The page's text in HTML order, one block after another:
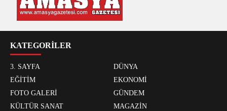
KATEGORİLER
3. SAYFA
DÜNYA
EĞİTİM
EKONOMİ
FOTO GALERİ
GÜNDEM
KÜLTÜR SANAT
MAGAZİN